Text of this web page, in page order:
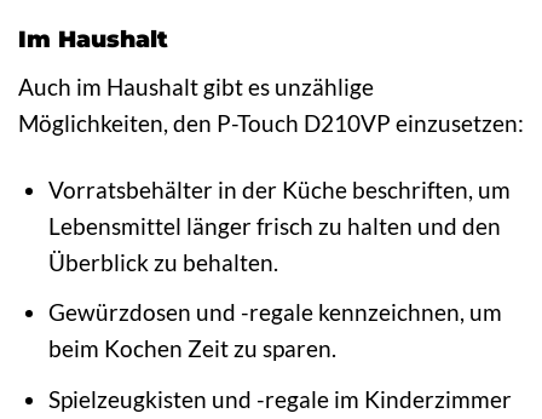
Im Haushalt
Auch im Haushalt gibt es unzählige
Möglichkeiten, den P-Touch D210VP einzusetzen:
Vorratsbehälter in der Küche beschriften, um
Lebensmittel länger frisch zu halten und den
Überblick zu behalten.
Gewürzdosen und -regale kennzeichnen, um
beim Kochen Zeit zu sparen.
Spielzeugkisten und -regale im Kinderzimmer